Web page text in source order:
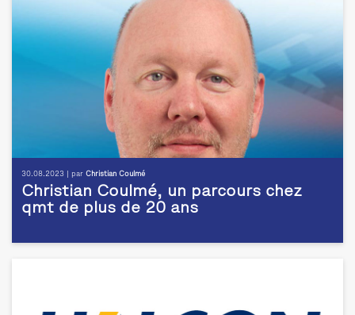
30.08.2023 | par Christian Coulmé
Christian Coulmé, un parcours chez
qmt de plus de 20 ans